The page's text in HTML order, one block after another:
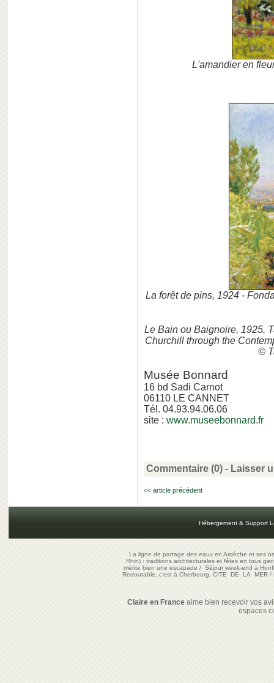
L'amandier en
La forêt de pins, 1924 -
Le Bain ou Baignoire, 1925,
Churchill through the
©
Musée Bonnard
16 bd Sadi Carnot
06110 LE CANNET
Tél. 04.93.94.06.06
site : www.museebonnard.fr
Commentaire (0) - Laisser
<< article précédent
Hébergement & Support
La ligne de partage des eaux en Ardèche et ses
Rhin) : traditions architecturales et fêtes en tous
mérite bien une escapade/Séjour week-end à
Redoutable, c'est à Cherbourg, CITE DE LA MER/
Claire en Franceaime bien recevoir vos
espaces